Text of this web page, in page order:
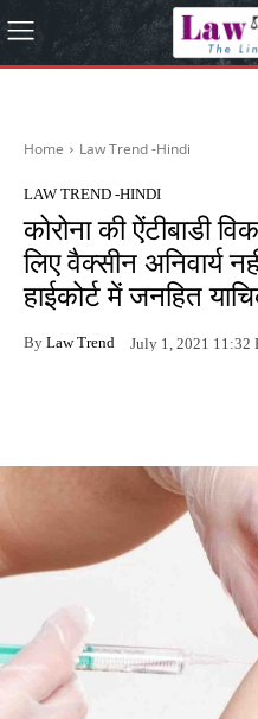
Home Law Trend -Hindi
LAW TREND -HINDI
कोरोना की ऐंटीबाडी
लिए वैक्सीन अनिवार्य
हाईकोर्ट में जनहित
By Law Trend July 1, 2021 11:32